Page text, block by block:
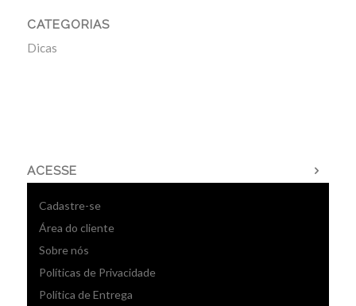
CATEGORIAS
Dicas
ACESSE
Cadastre-se
Área do cliente
Sobre nós
Políticas de Privacidade
Política de Entrega